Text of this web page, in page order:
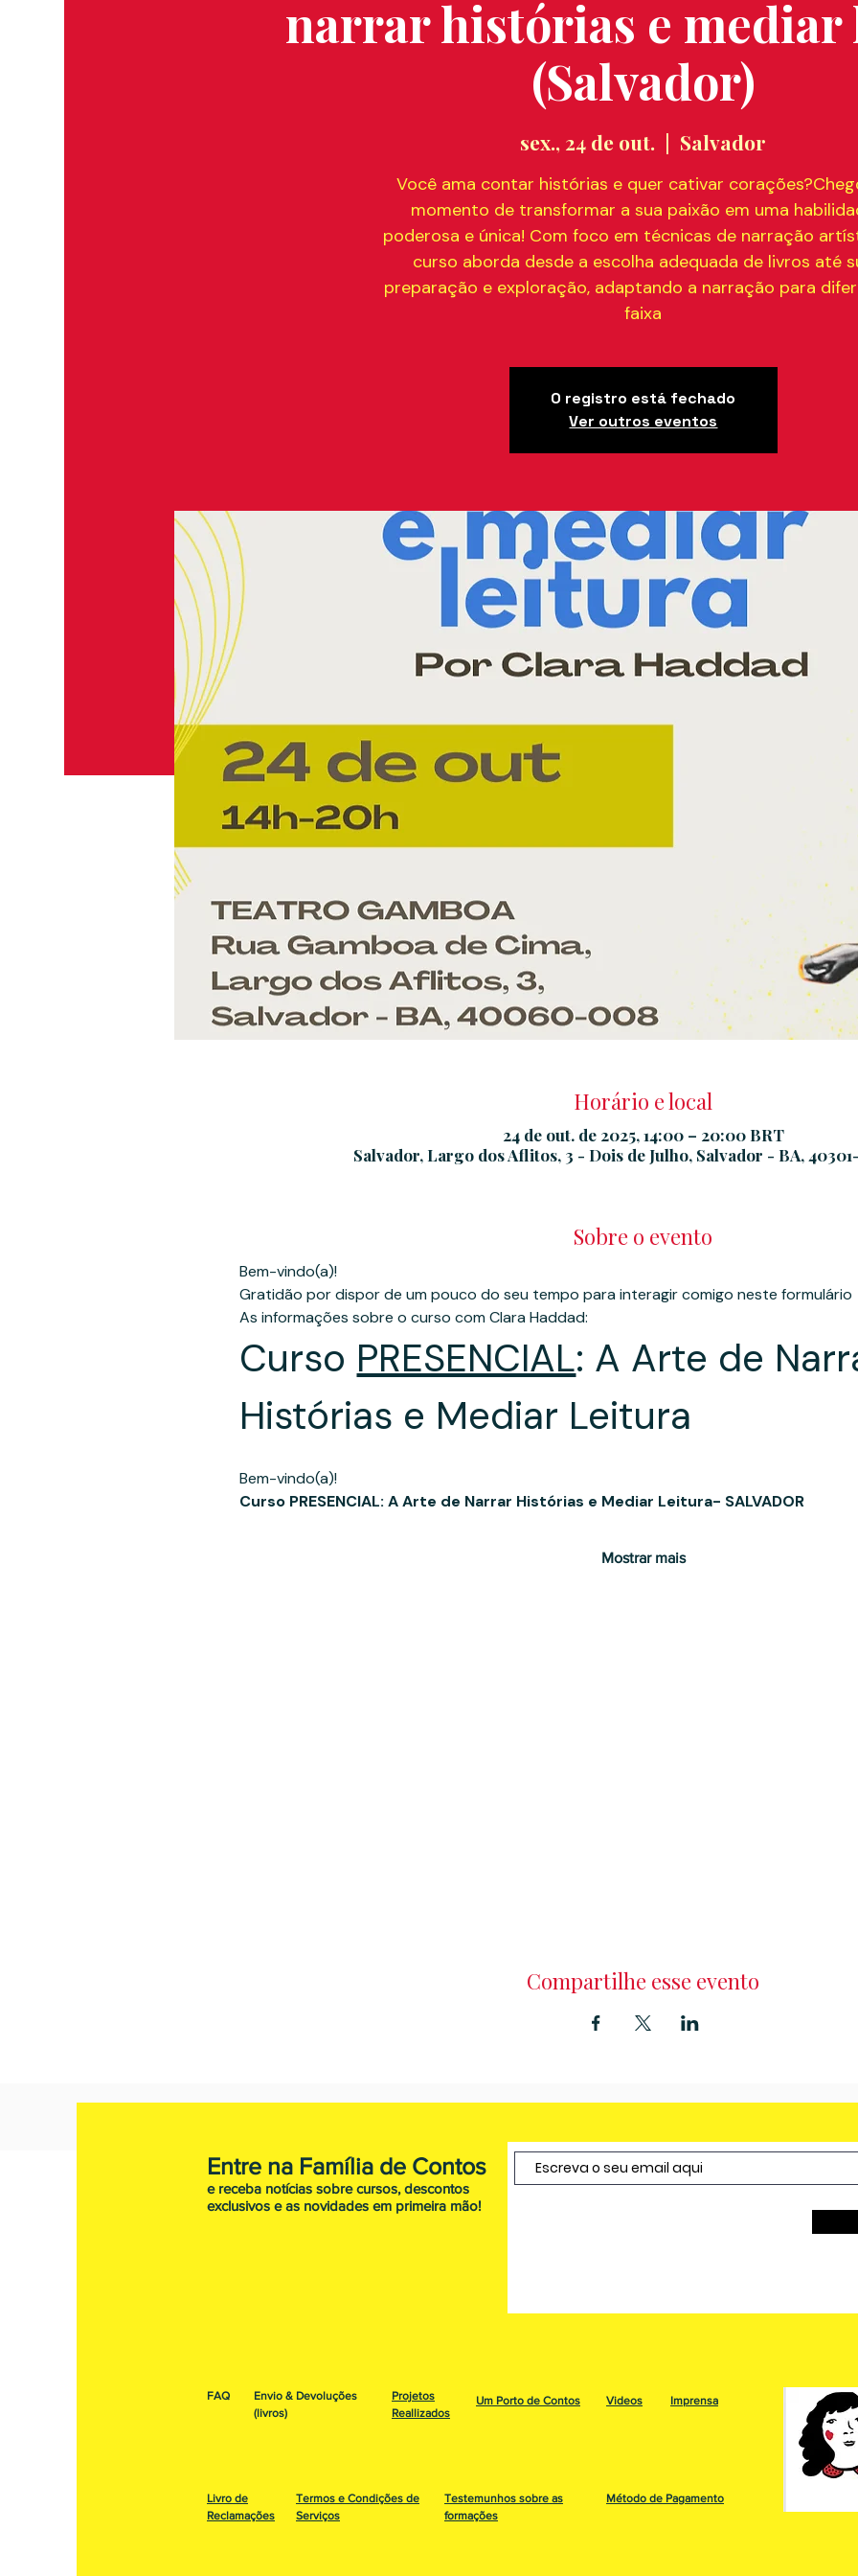
narrar histórias e
(Salvador)
sex., 24 de out.
  |
Salvador
Você ama contar histórias e quer cativar
momento de transformar a sua paixão em uma
poderosa e única! Com foco em técnicas de narração
curso aborda desde a escolha adequada de livros até
preparação e exploração, adaptando a narração para
faixa
O registro está fechado
Ver outros eventos
Horário e local
24 de out. de 2025, 14:00 – 20:00 BRT
Salvador, Largo dos Aflitos, 3 - Dois de Julho, Salvador - BA,
Sobre o evento
Bem-vindo(a)!
Gratidão por dispor de um pouco do seu tempo para interagir comigo neste formulário
As informações sobre o curso com Clara Haddad:
Curso PRESENCIAL: A Arte de
Histórias e Mediar Leitura
Bem-vindo(a)!
Curso PRESENCIAL: A Arte de Narrar Histórias e Mediar Leitura- SALVADOR
Mostrar mais
Compartilhe esse evento
Entre na Família de Contos
e receba notícias sobre cursos, descontos
exclusivos e as novidades em primeira mão!
FAQ
Envio & Devoluções
(livros)
Projetos
Reallizados
Um Porto de Contos Videos Imprensa
Livro de
Reclamações
Termos e Condições de
Serviços
Testemunhos sobre as
formações
Método de Pagamento